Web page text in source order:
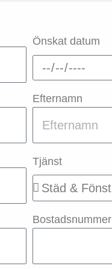
Önskat datum
Efternamn
Tjänst
Bostadsnummer